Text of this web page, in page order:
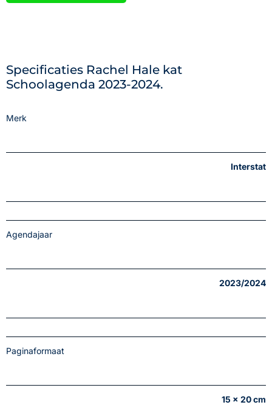
Specificaties Rachel Hale kat
Schoolagenda 2023-2024.
Merk
Interstat
Agendajaar
2023/2024
Paginaformaat
15 x 20 cm